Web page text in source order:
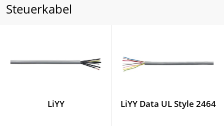
Steuerkabel
LiYY LiYY Data UL Style 2464